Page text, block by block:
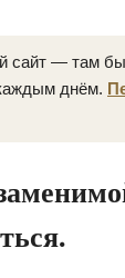
сайт — там
днём.